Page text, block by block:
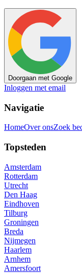
Doorgaan met Google
Inloggen met email
Navigatie
HomeOver onsZoek
Topsteden
Amsterdam
Rotterdam
Utrecht
Den Haag
Eindhoven
Tilburg
Groningen
Breda
Nijmegen
Haarlem
Arnhem
Amersfoort